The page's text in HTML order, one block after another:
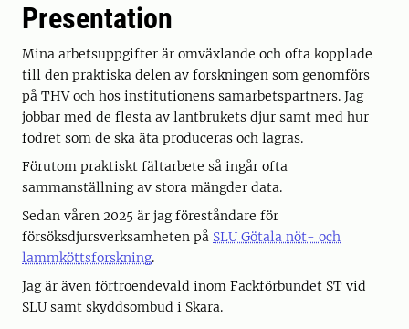
Presentation
Mina arbetsuppgifter är omväxlande och ofta kopplade
till den praktiska delen av forskningen som genomförs
på THV och hos institutionens samarbetspartners. Jag
jobbar med de flesta av lantbrukets djur samt med hur
fodret som de ska äta produceras och lagras.
Förutom praktiskt fältarbete så ingår ofta
sammanställning av stora mängder data.
Sedan våren 2025 är jag föreståndare för
försöksdjursverksamheten på SLU Götala nöt- och
lammköttsforskning.
Jag är även förtroendevald inom Fackförbundet ST vid
SLU samt skyddsombud i Skara.